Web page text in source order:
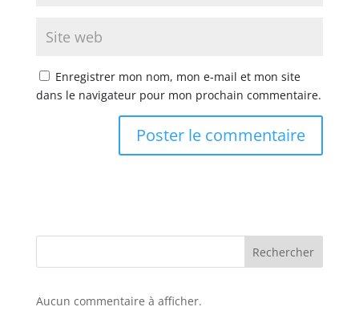
Enregistrer mon nom, mon e-mail et mon site
dans le navigateur pour mon prochain commentaire.
Rechercher
Aucun commentaire à afficher.